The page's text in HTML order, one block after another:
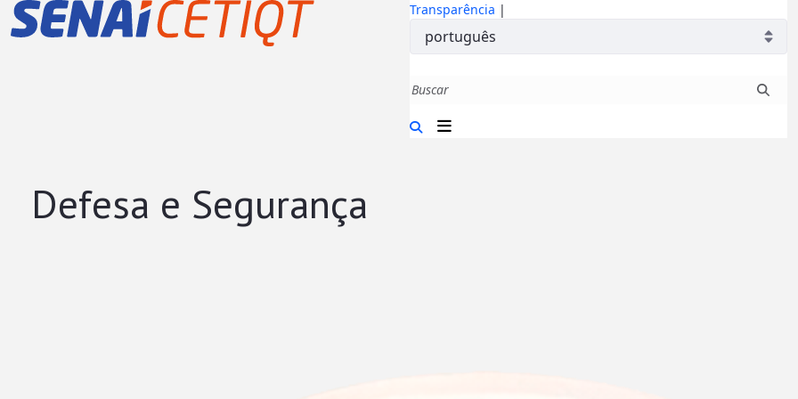
da Indústria Química e Têxtil
Transparência |
Defesa e Segurança